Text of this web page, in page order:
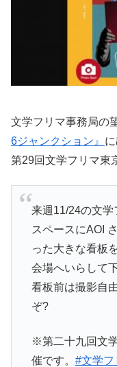
文学フリマ事務局の
6ジャンクション』
第29回文学フリマ東
来週11/24の文学
スペースにAOI
った大きな看板
会場へいらして
看板前は撮影自
ぞ?
※第二十九回文
催です。 #文学フ